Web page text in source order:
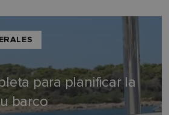
para planificar la
barco